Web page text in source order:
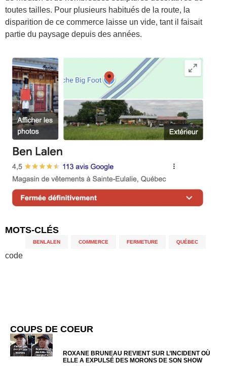
toutes tailles. Pour plusieurs habitués de la route, la
disparition de ce commerce laisse un vide, tant il faisait
partie du paysage depuis des années.
MOTS-CLÉS
BENLALEN COMMERCE FERMETURE QUÉBEC
code
COUPS DE COEUR
ROXANE BRUNEAU REVIENT SUR L’INCIDENT OÙ
ELLE A EXPULSÉ DES MORONS DE SON SHOW